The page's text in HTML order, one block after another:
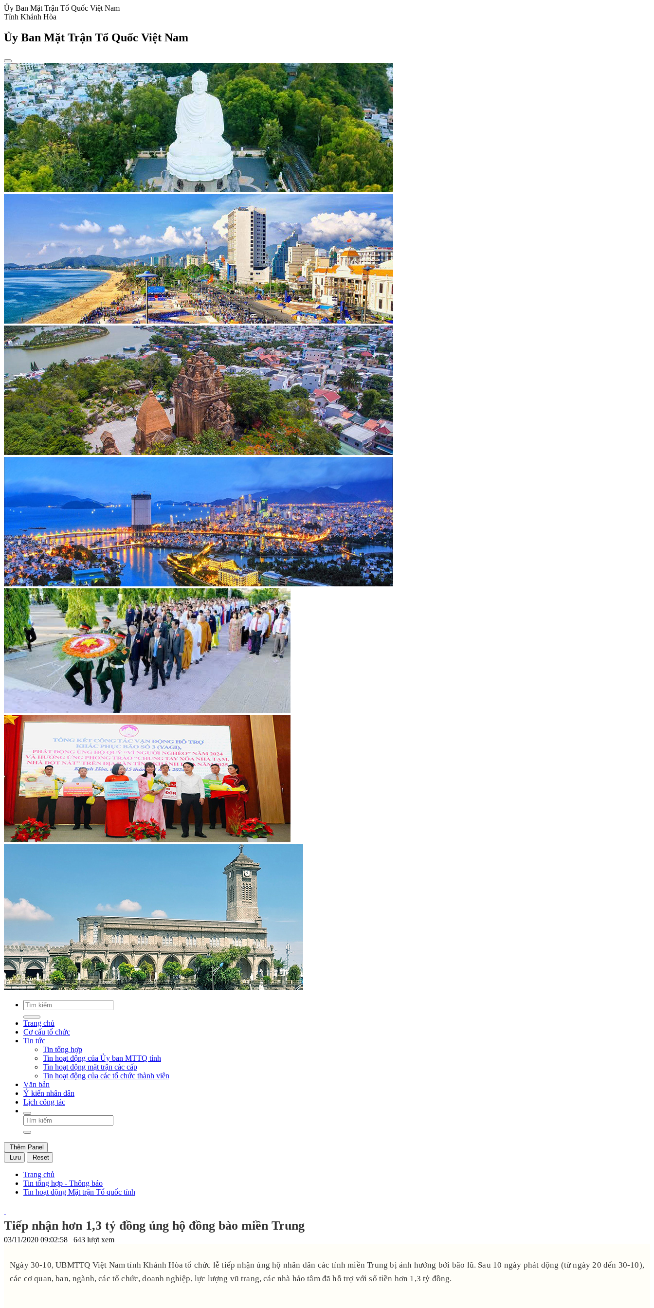
Ủy Ban Mặt Trận Tổ Quốc Việt Nam
Tỉnh Khánh Hòa
Ủy Ban Mặt Trận Tổ Quốc Việt Nam
Trang chủ
Cơ cấu tổ chức
Tin tức
Tin tổng hợp
Tin hoạt động của Ủy ban MTTQ tỉnh
Tin hoạt động mặt trận các cấp
Tin hoạt động của các tổ chức thành viên
Văn bản
Ý kiến nhân dân
Lịch công tác
Thêm Panel
Lưu
Reset
Trang chủ
Tin tổng hợp - Thông báo
Tin hoạt động Mặt trận Tổ quốc tỉnh
Tiếp nhận hơn 1,3 tỷ đồng ủng hộ đồng bào miền Trung
03/11/2020 09:02:58 643 lượt xem
Ngày 30-10, UBMTTQ Việt Nam tỉnh Khánh Hòa tổ chức lễ tiếp nhận ủng hộ nhân dân các tỉnh miền Trung bị ảnh hưởng bởi bão lũ. Sau 10 ngày phát động (từ ngày 20 đến 30-10),
các cơ quan, ban, ngành, các tổ chức, doanh nghiệp, lực lượng vũ trang, các nhà hảo tâm đã hỗ trợ với số tiền hơn 1,3 tỷ đồng.